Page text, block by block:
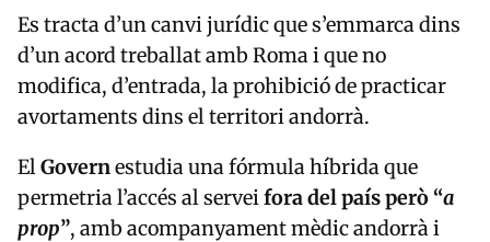
Es tracta d’un canvi jurídic que s’emmarca dins
d’un acord treballat amb Roma i que no
modifica, d’entrada, la prohibició de practicar
avortaments dins el territori andorrà.
El Govern estudia una fórmula híbrida que
permetria l’accés al servei fora del país però “a
prop”, amb acompanyament mèdic andorrà i